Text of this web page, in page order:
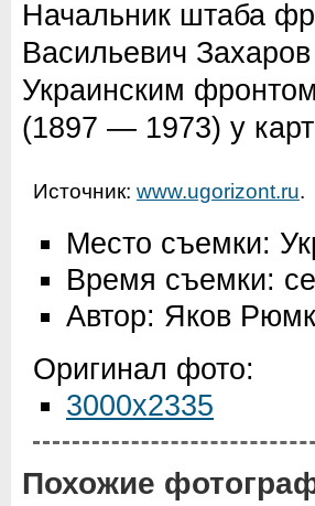
Начальник штаба
Васильевич
Украинским
(1897 — 1973) у
Источник: www.ugorizont.ru.
Место съемки:
Время съемки:
Автор: Яков
Оригинал фото:
3000x2335
Похожие